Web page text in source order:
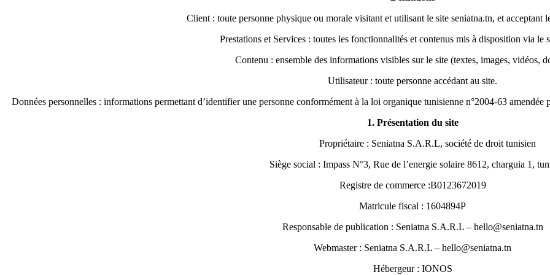
Client : toute personne physique ou morale visitant et utilisant le site seniatna.tn, et acceptant
Prestations et Services : toutes les fonctionnalités et contenus mis à disposition via le
Contenu : ensemble des informations visibles sur le site (textes, images, vidéos,
Utilisateur : toute personne accédant au site.
Données personnelles : informations permettant d’identifier une personne conformément à la loi organique tunisienne n°2004-63
1. Présentation du site
Propriétaire : Seniatna S.A.R.L, société de droit tunisien
Siège social : Impass N°3, Rue de l’energie solaire 8612, charguia 1,
Registre de commerce :B0123672019
Matricule fiscal : 1604894P
Responsable de publication : Seniatna S.A.R.L – hello@seniatna.tn
Webmaster : Seniatna S.A.R.L – hello@seniatna.tn
Hébergeur : IONOS